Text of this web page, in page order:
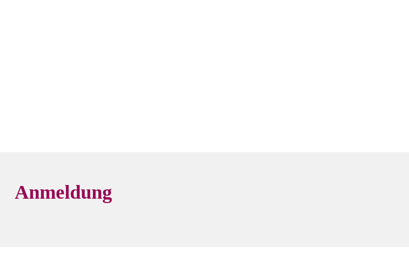
Anmeldung